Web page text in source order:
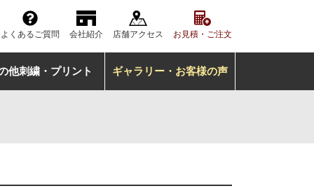
よくあるご質問 会社紹介 店舗アクセス お見積・ご注文
他刺繍・プリント ギャラリー・お客様の声